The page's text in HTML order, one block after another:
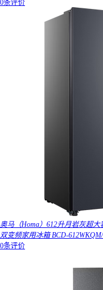
0条评价
奥马（Homa）612升月岩灰超
双变频家用冰箱 BCD-
0条评价